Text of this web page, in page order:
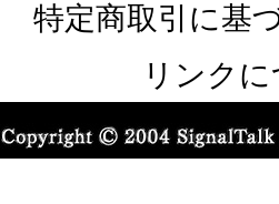
特定商取引に基
リンク